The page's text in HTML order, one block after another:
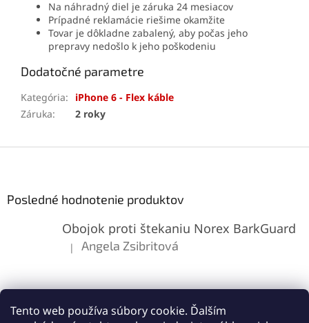
Tento web používa súbory cookie. Ďalším
Na náhradný diel je záruka 24 mesiacov
Prípadné reklamácie riešime okamžite
Tovar je dôkladne zabalený, aby počas jeho
prepravy nedošlo k jeho poškodeniu
Dodatočné parametre
Kategória:
iPhone 6 - Flex káble
Záruka: 2 roky
Posledné hodnotenie produktov
Obojok proti štekaniu Norex BarkGuard
Hodnotenie produktu je 5 z 5 hviezdičiek.
| Angela Zsibritová